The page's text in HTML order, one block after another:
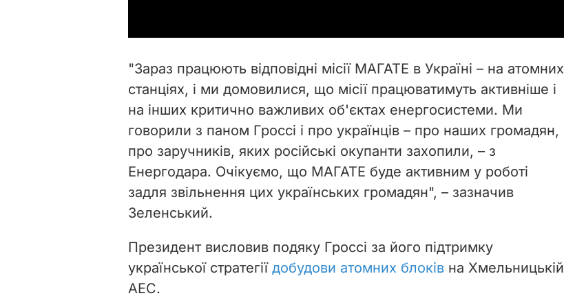
i
d
e
o
"Зараз працюють відповідні місії МАГАТЕ в Україні – на атомних
станціях, і ми домовилися, що місії працюватимуть активніше і
на інших критично важливих об'єктах енергосистеми. Ми
говорили з паном Гроссі і про українців – про наших громадян,
про заручників, яких російські окупанти захопили, – з
Енергодара. Очікуємо, що МАГАТЕ буде активним у роботі
задля звільнення цих українських громадян", – зазначив
Зеленський.
Президент висловив подяку Гроссі за його підтримку
української стратегії добудови атомних блоків на Хмельницькій
АЕС.